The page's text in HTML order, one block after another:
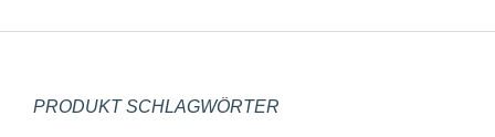
PRODUKT SCHLAGWÖRTER